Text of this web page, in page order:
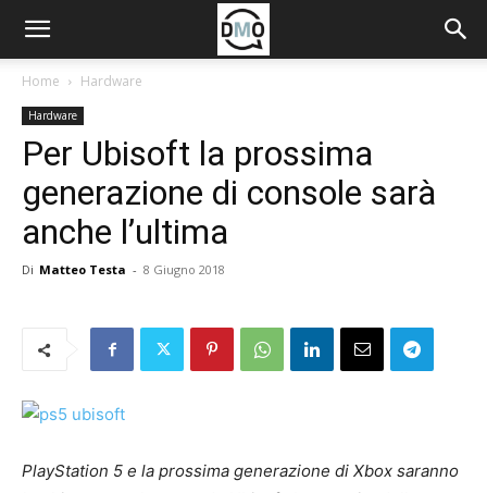
Home Hardware
Hardware
Per Ubisoft la prossima
generazione di console sarà
anche l’ultima
Di Matteo Testa - 8 Giugno 2018
PlayStation 5 e la prossima generazione di Xbox saranno